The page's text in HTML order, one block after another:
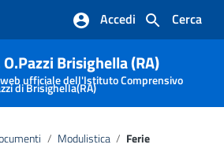
Cerca
Accedi
O.Pazzi Brisighella (RA)
ufficiale dell'Istituto Comprensivo
di Brisighella(RA)
/ Modulistica / Ferie